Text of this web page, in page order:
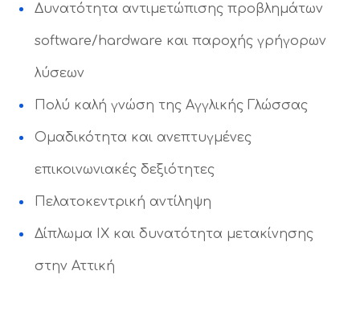
Δυνατότητα αντιμετώπισης προβλημάτων
software/hardware και παροχής γρήγορων
λύσεων
Πολύ καλή γνώση της Αγγλικής Γλώσσας
Ομαδικότητα και ανεπτυγμένες
επικοινωνιακές δεξιότητες
Πελατοκεντρική αντίληψη
Δίπλωμα ΙΧ και δυνατότητα μετακίνησης
στην Αττική